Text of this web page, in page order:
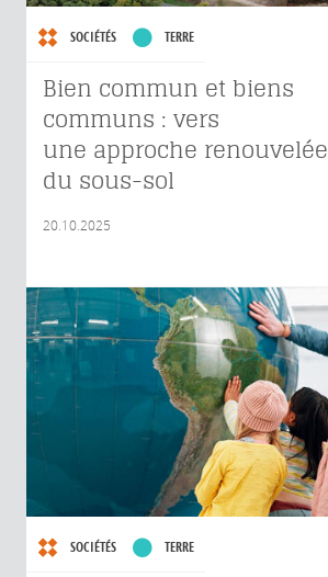
SOCIÉTÉS TERRE
Bien commun et biens
communs : vers
une approche renouvelée
du sous-sol
20.10.2025
SOCIÉTÉS TERRE